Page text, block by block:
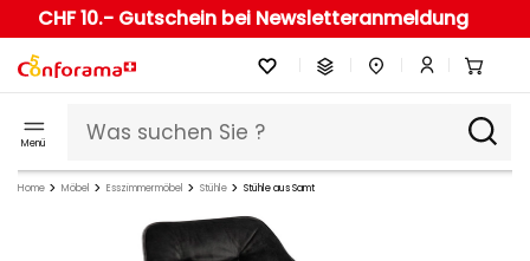
CHF 10.- Gutschein bei Newsletteranmeldung
Menü
Home Möbel Esszimmermöbel Stühle Stühle aus Samt